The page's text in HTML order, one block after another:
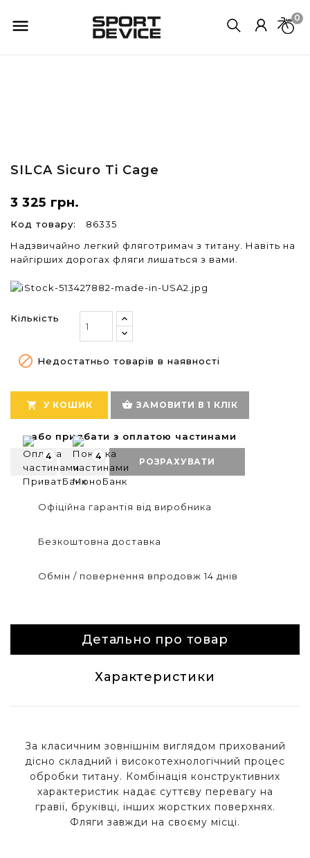
 0
SILCA Sicuro Ti Cage
3 325 грн.
Код товару:
86335
Надзвичайно легкий фляготримач з титану. Навіть на
найгірших дорогах фляги лишаться з вами.
Кількість
 Недостатньо товарів в наявності
 У КОШИК shopping_basket ЗАМОВИТИ В 1 КЛІК
або придбати з оплатою частинами
4 4
РОЗРАХУВАТИ
Офіційна гарантія від виробника
Безкоштовна доставка
Обмін / повернення впродовж 14 днів
Детально про товар
Характеристики
За класичним зовнішнім виглядом прихований
дісно складний і високотехнологічний процес
обробки титану. Комбінація конструктивних
характеристик надає суттєву перевагу на
гравії, бруківці, інших жорстких поверхнях.
Фляги завжди на своєму місці.